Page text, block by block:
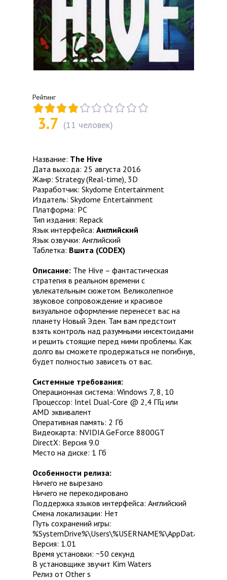
Рейтинг
3.7 (11 человек)
Название: The Hive
Дата выхода: 25 августа 2016
Жанр: Strategy (Real-time), 3D
Разработчик: Skydome Entertainment
Издатель: Skydome Entertainment
Платформа: PC
Тип издания: Repack
Язык интерфейса: Английский
Язык озвучки: Английский
Таблетка: Вшита (CODEX)
Описание: The Hive – фантастическая
стратегия в реальном времени с
увлекательным сюжетом. Великолепное
звуковое сопровождение и красивое
визуальное оформление перенесет вас на
планету Новый Эден. Там вам предстоит
взять контроль над разумными инсектоидами
и решить стоящие перед ними проблемы. Как
долго вы сможете продержаться не погибнув,
будет полностью зависеть от вас.
Системные требования:
Операционная система: Windows 7, 8, 10
Процессор: Intel Dual-Core @ 2,4 ГГц или
AMD эквивалент
Оперативная память: 2 Гб
Видеокарта: NVIDIA GeForce 8800GT
DirectX: Версия 9.0
Место на диске: 1 Гб
Особенности релиза:
Ничего не вырезано
Ничего не перекодировано
Поддержка языков интерфейса: Английский
Смена локализации: Нет
Путь сохранений игры:
Версия: 1.01
Время установки: ~50 секунд
В установщике звучит Kim Waters
Релиз от Other s